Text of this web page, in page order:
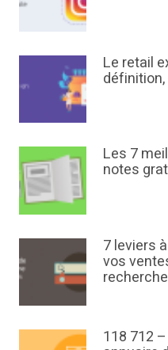
Le retail
Les 7
notes
7 leviers
vos
118 712